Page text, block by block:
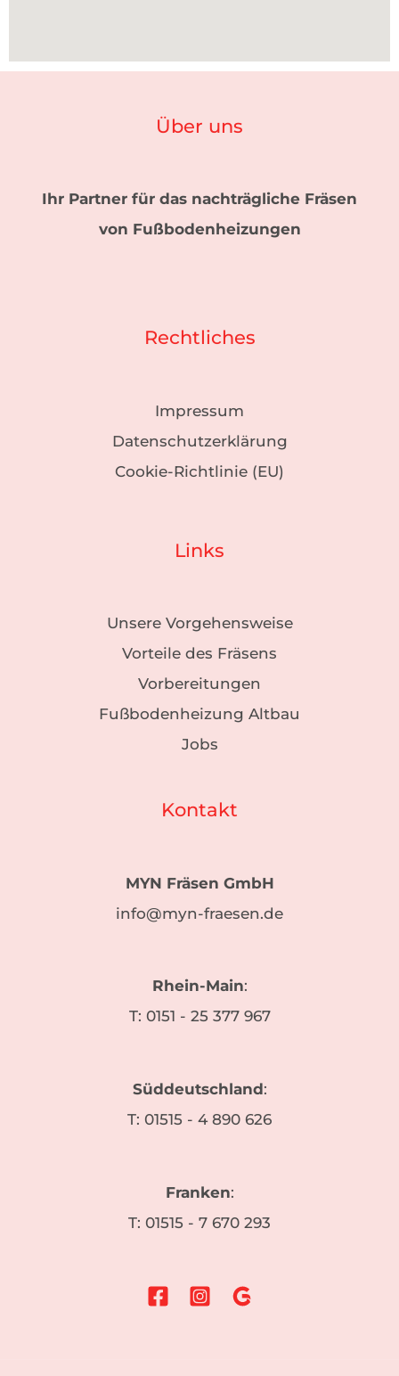
Über uns
Ihr Partner für das nachträgliche Fräsen
von Fußbodenheizungen
Rechtliches
Impressum
Datenschutzerklärung
Cookie-Richtlinie (EU)
Links
Unsere Vorgehensweise
Vorteile des Fräsens
Vorbereitungen
Fußbodenheizung Altbau
Jobs
Kontakt
MYN Fräsen GmbH
info@myn-fraesen.de
Rhein-Main:
T: 0151 - 25 377 967
Süddeutschland:
T: 01515 - 4 890 626
Franken:
T: 01515 - 7 670 293